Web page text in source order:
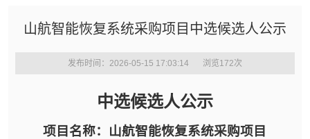
山航智能恢复系统采购项目中选候选人公示
发布时间：2026-05-15 17:03:14 浏览172次
中选候选人公示
项目名称：山航智能恢复系统采购项目